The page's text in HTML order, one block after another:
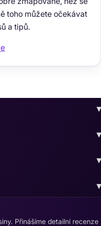
toho můžete očekávat
a tipů.
▾
▾
▾
▾
Přinášíme detailní recenze